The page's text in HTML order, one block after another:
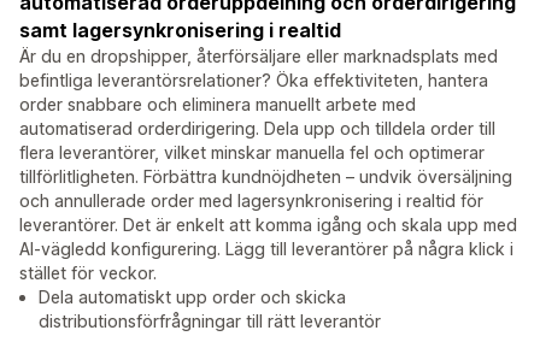
samt lagersynkronisering i realtid
Är du en dropshipper, återförsäljare eller marknadsplats med
befintliga leverantörsrelationer? Öka effektiviteten, hantera
order snabbare och eliminera manuellt arbete med
automatiserad orderdirigering. Dela upp och tilldela order till
flera leverantörer, vilket minskar manuella fel och optimerar
tillförlitligheten. Förbättra kundnöjdheten – undvik översäljning
och annullerade order med lagersynkronisering i realtid för
leverantörer. Det är enkelt att komma igång och skala upp med
AI-vägledd konfigurering. Lägg till leverantörer på några klick i
stället för veckor.
Dela automatiskt upp order och skicka
distributionsförfrågningar till rätt leverantör